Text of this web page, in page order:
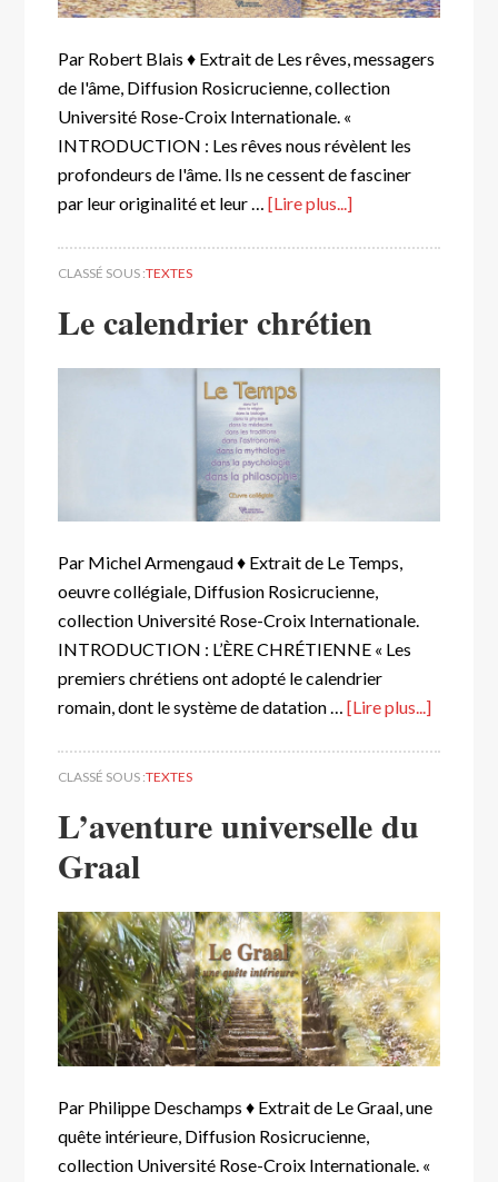
Par Robert Blais ♦ Extrait de Les rêves, messagers
de l'âme, Diffusion Rosicrucienne, collection
Université Rose-Croix Internationale. «
INTRODUCTION : Les rêves nous révèlent les
profondeurs de l'âme. Ils ne cessent de fasciner
par leur originalité et leur …[Lire plus...]
CLASSÉ SOUS :TEXTES
Le calendrier chrétien
Par Michel Armengaud ♦ Extrait de Le Temps,
oeuvre collégiale, Diffusion Rosicrucienne,
collection Université Rose-Croix Internationale.
INTRODUCTION : L’ÈRE CHRÉTIENNE « Les
premiers chrétiens ont adopté le calendrier
romain, dont le système de datation …[Lire plus...]
CLASSÉ SOUS :TEXTES
L’aventure universelle du
Graal
Par Philippe Deschamps ♦ Extrait de Le Graal, une
quête intérieure, Diffusion Rosicrucienne,
collection Université Rose-Croix Internationale. «